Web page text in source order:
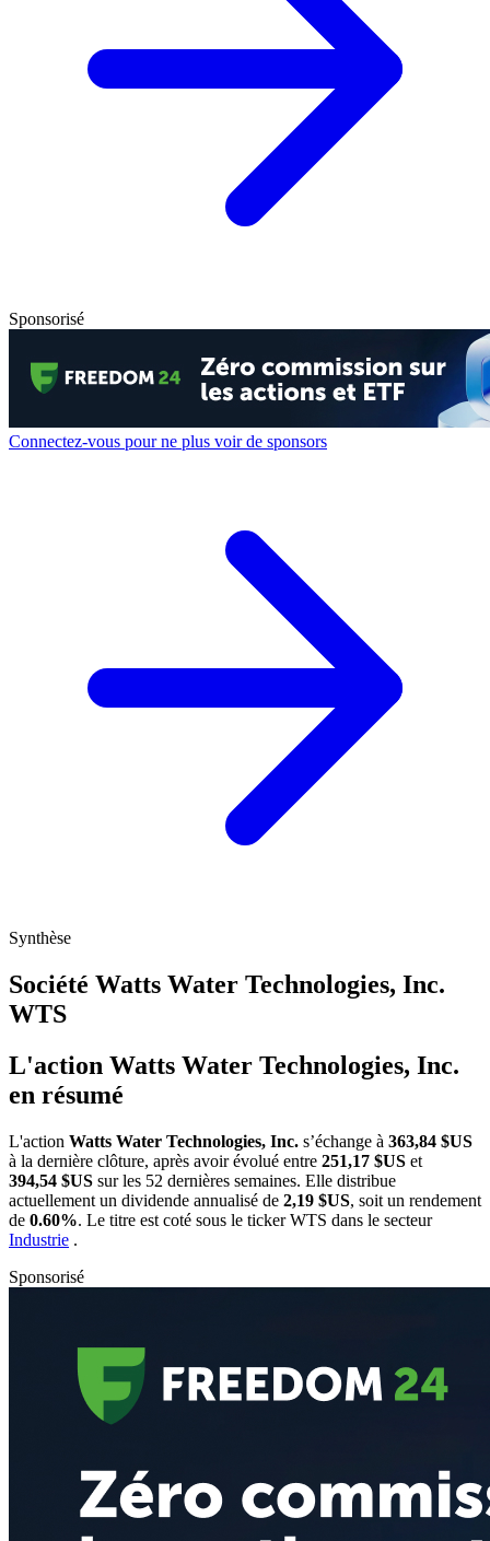
Sponsorisé
Connectez-vous pour ne plus voir de sponsors
Synthèse
Société Watts Water Technologies, Inc.
WTS
L'action Watts Water Technologies, Inc.
en résumé
L'action Watts Water Technologies, Inc. s’échange à 363,84 $US
à la dernière clôture, après avoir évolué entre 251,17 $US et
394,54 $US sur les 52 dernières semaines. Elle distribue
actuellement un dividende annualisé de 2,19 $US, soit un rendement
de 0.60%. Le titre est coté sous le tickerWTS dans le secteur
Industrie .
Sponsorisé